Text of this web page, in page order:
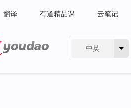
翻译 有道精品课 云笔记
中英